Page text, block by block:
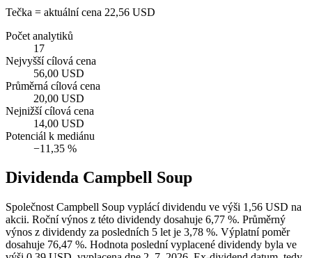
Tečka = aktuální cena 22,56 USD
Počet analytiků
17
Nejvyšší cílová cena
56,00 USD
Průměrná cílová cena
20,00 USD
Nejnižší cílová cena
14,00 USD
Potenciál k mediánu
−11,35 %
Dividenda Campbell Soup
Společnost Campbell Soup vyplácí dividendu ve výši 1,56 USD na
akcii. Roční výnos z této dividendy dosahuje 6,77 %. Průměrný
výnos z dividendy za posledních 5 let je 3,78 %. Výplatní poměr
dosahuje 76,47 %. Hodnota poslední vyplacené dividendy byla ve